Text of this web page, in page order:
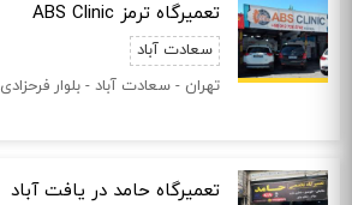
تعمیرگاه ترمز ABS Clinic
سعادت آباد
تهران - سعادت آباد - بلوار فرحزادی
تعمیرگاه حامد در یافت آباد